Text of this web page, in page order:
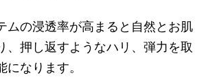
ムの浸透率が高まると自然とお肌
、押し返すようなハリ、弾力を取
になります。